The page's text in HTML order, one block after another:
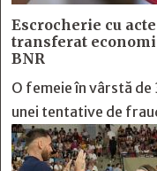
Escrocherie cu
transferat
BNR
O femeie în vârstă
unei tentative de